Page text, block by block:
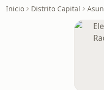
Inicio Distrito Capital